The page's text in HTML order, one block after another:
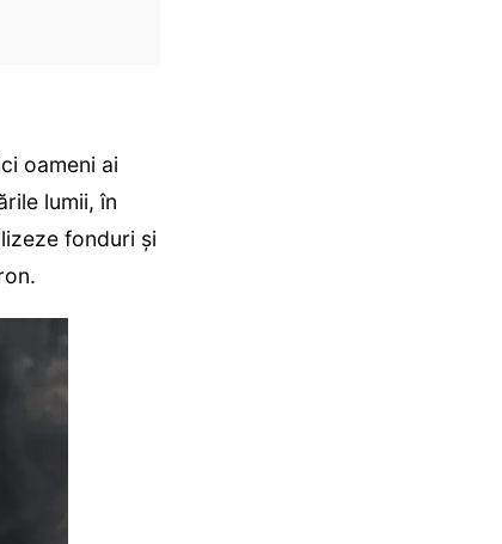
oameni ai
lumii, în
fonduri și